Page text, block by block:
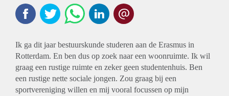
Ik ga dit jaar bestuurskunde studeren aan de Erasmus in
Rotterdam. En ben dus op zoek naar een woonruimte. Ik wil
graag een rustige ruimte en zeker geen studentenhuis. Ben
een rustige nette sociale jongen. Zou graag bij een
sportvereniging willen en mij vooral focussen op mijn